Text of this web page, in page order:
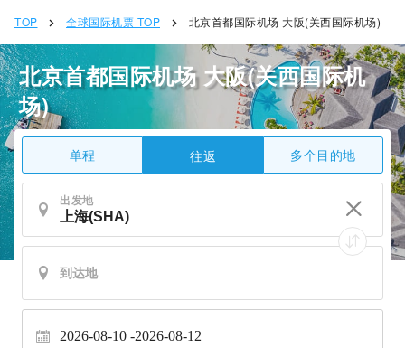
TOP 全球国际机票 TOP 北京首都国际机场 大阪(关西国际机场)
北京首都国际机场 大阪(关西国际机
场)
单程 往返 多个目的地
出发地
2026-08-10 2026-08-12